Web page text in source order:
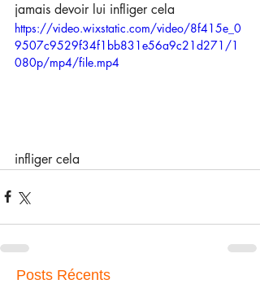
jamais devoir lui infliger cela
https://video.wixstatic.com/video/8f415e_0
9507c9529f34f1bb831e56a9c21d271/1
080p/mp4/file.mp4
infliger cela
Posts Récents